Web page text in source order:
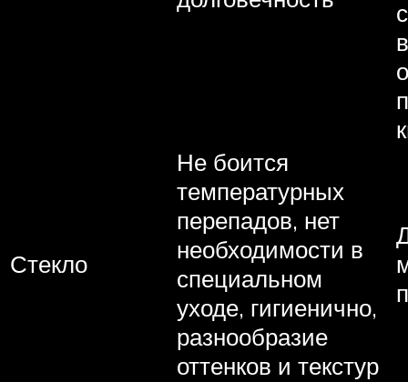
Стекло
Не боится
температурных
перепадов, нет
необходимости в
специальном
уходе, гигиенично,
разнообразие
оттенков и текстур